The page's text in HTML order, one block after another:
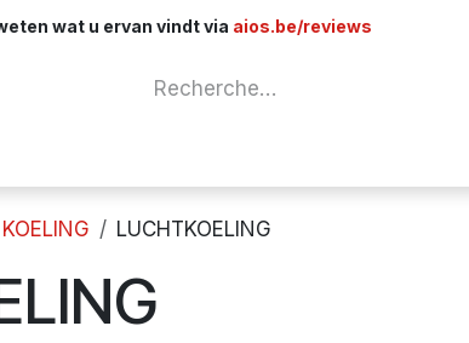
wat u ervan vindt via aios.be/reviews
KOELING LUCHTKOELING